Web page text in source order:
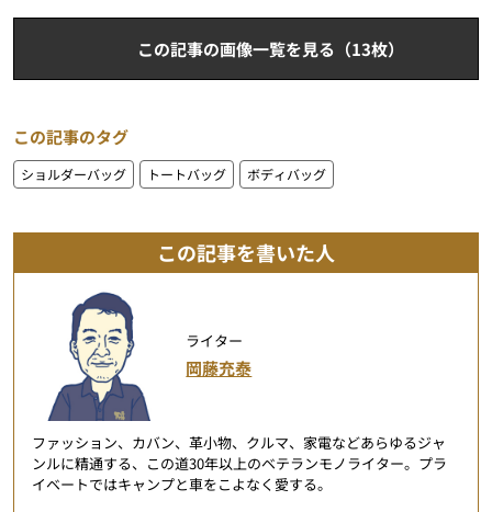
この記事の画像一覧を見る（13枚）
この記事のタグ
ショルダーバッグ トートバッグ ボディバッグ
この記事を書いた人
ライター
岡藤充泰
ファッション、カバン、革小物、クルマ、家電などあらゆるジャ
ンルに精通する、この道30年以上のベテランモノライター。プラ
イベートではキャンプと車をこよなく愛する。